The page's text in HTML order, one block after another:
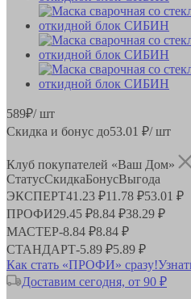
589₽/ шт
Скидка и бонус до53.01 ₽/ шт
Клуб покупателей «Ваш Дом»
СтатусСкидкаБонусВыгода
ЭКСПЕРТ41.23 ₽11.78 ₽53.01 ₽
ПРОФИ29.45 ₽8.84 ₽38.29 ₽
МАСТЕР-8.84 ₽8.84 ₽
СТАНДАРТ-5.89 ₽5.89 ₽
Как стать «ПРОФИ» сразу!
Доставим сегодня, от 90 ₽